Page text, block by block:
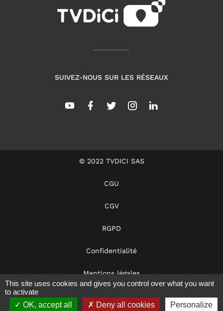
SUIVEZ-NOUS SUR LES RÉSEAUX
© 2022 TVDICI SAS
CGU
CGV
RGPD
Confidentialité
Mentions légales
This site uses cookies and gives you control over what you want
to activate
OK, accept all
Deny all cookies Personalize